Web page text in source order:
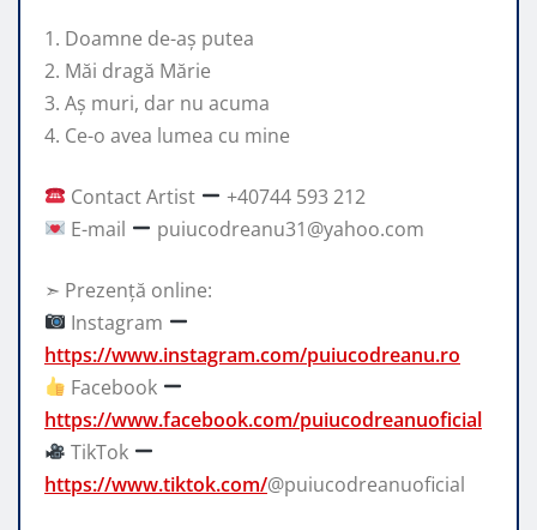
1. Doamne de-aș putea
2. ⁠Măi dragă Mărie
3. ⁠A⁠ș muri, dar nu acuma
4. ⁠Ce-o avea lumea cu mine
Contact Artist
+40744 593 212
E-mail
puiucodreanu31@yahoo.com
➣ Prezență online:
Instagram
https://www.instagram.com/puiucodreanu.ro
Facebook
https://www.facebook.com/puiucodreanuoficial
TikTok
https://www.tiktok.com/@puiucodreanuoficial